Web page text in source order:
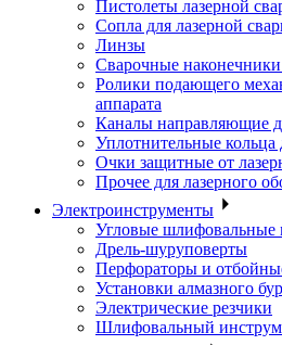
Пистолеты лазерной
Сопла для лазерной
Линзы
Сварочные
Ролики подающего
аппарата
Каналы направляющие
Уплотнительные кольца
Очки защитные от
Прочее для лазерного
Электроинструменты
Угловые
Дрель-шуруповерты
Перфораторы и
Установки алмазного
Электрические резчики
Шлифовальный